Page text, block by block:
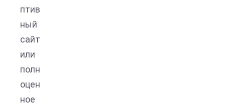
птив
ный
сайт
или
полн
оцен
ное